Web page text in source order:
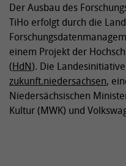
Der Ausbau des
TiHo erfolgt durch die
einem Projekt der
(HdN). Die
zukunft.niedersachsen,
Niedersächsischen
Kultur (MWK) und